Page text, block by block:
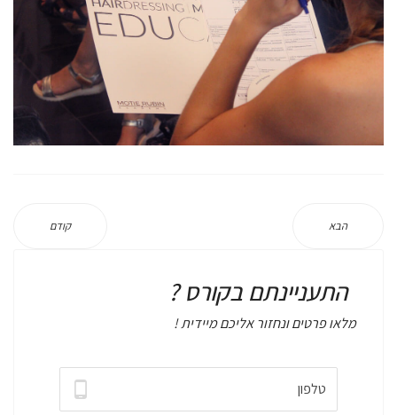
קודם הבא
התעניינתם בקורס ?
מלאו פרטים ונחזור אליכם מיידית !